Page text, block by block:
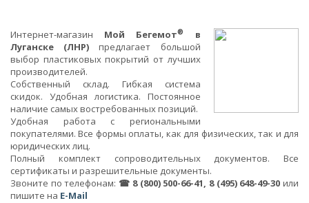
Интернет-магазин Мой Бегемот®
в
Луганске (ЛНР) предлагает большой
выбор пластиковых покрытий от лучших
производителей.
Собственный склад. Гибкая система
скидок. Удобная логистика. Постоянное
наличие самых востребованных позиций.
Удобная работа с региональными
покупателями. Все формы оплаты, как для физических, так и для
юридических лиц.
Полный комплект сопроводительных документов. Все
сертификаты и разрешительные документы.
Звоните по телефонам: ☎ 8 (800) 500-66-41, 8 (495) 648-49-30 или
пишите на E-Mail